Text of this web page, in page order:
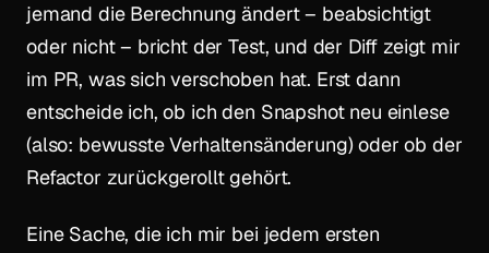
jemand die Berechnung ändert – beabsichtigt
oder nicht – bricht der Test, und der Diff zeigt mir
im PR, was sich verschoben hat. Erst dann
entscheide ich, ob ich den Snapshot neu einlese
(also: bewusste Verhaltensänderung) oder ob der
Refactor zurückgerollt gehört.
Eine Sache, die ich mir bei jedem ersten